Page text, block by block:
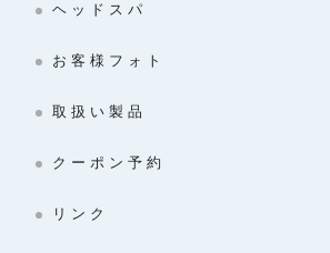
ヘッドスパ
お客様フォト
取扱い製品
クーポン予約
リンク